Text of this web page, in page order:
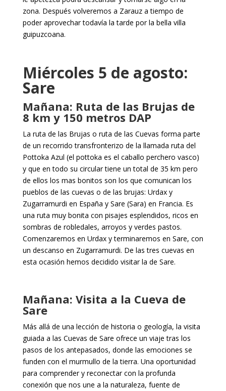
zona. Después volveremos a Zarauz a tiempo de
poder aprovechar todavía la tarde por la bella villa
guipuzcoana.
Miércoles 5 de agosto:
Sare
Mañana: Ruta de las Brujas de
8 km y 150 metros DAP
La ruta de las Brujas o ruta de las Cuevas forma parte
de un recorrido transfronterizo de la llamada ruta del
Pottoka Azul (el pottoka es el caballo perchero vasco)
y que en todo su circular tiene un total de 35 km pero
de ellos los mas bonitos son los que comunican los
pueblos de las cuevas o de las brujas: Urdax y
Zugarramurdi en España y Sare (Sara) en Francia. Es
una ruta muy bonita con pisajes esplendidos, ricos en
sombras de robledales, arroyos y verdes pastos.
Comenzaremos en Urdax y terminaremos en Sare, con
un descanso en Zugarramurdi. De las tres cuevas en
esta ocasión hemos decidido visitar la de Sare.
Mañana: Visita a la Cueva de
Sare
Más allá de una lección de historia o geología, la visita
guiada a las Cuevas de Sare ofrece un viaje tras los
pasos de los antepasados, donde las emociones se
funden con el murmullo de la tierra. Una oportunidad
para comprender y reconectar con la profunda
conexión que nos une a la naturaleza, fuente de